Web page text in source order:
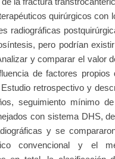
quirúrgicos con
radiográficas
pero podrían
y comparar el valor
de factores
retrospectivo y
seguimiento mínimo
con sistema DHS,
y se
convencional y el